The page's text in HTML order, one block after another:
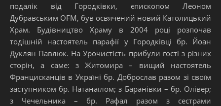
подалік від Городківки, єпископом Леоном
Дубравським OFM, був освячений новий Католицький
Храм. Будівництво Храму в 2004 році розпочав
тодішній настоятель парафії у Городківці бр. Йоан
Дуклян Павлюк. На Урочистість прибули гості з різних
сторін, а саме: з Житомира – вищий настоятель
Францисканців в Україні бр. Доброслав разом зі своїм
заступником бр. Натанаїлом; з Баранівки – бр. Олівер;
з Чечельника – бр. Рафал разом з сестрами